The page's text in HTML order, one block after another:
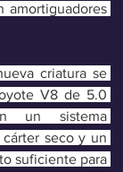
amortiguadores
criatura se
V8 de 5.0
un sistema
seco y un
suficiente para